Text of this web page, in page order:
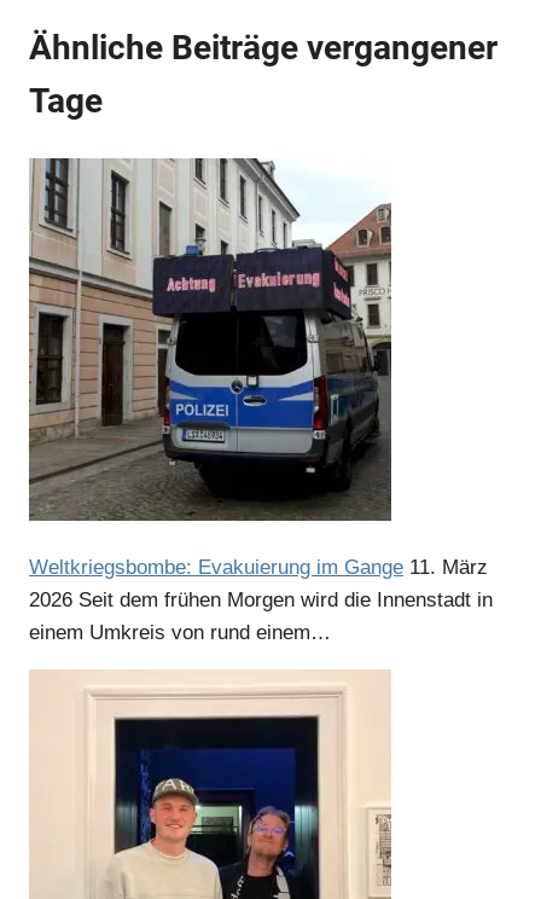
Anzeige
Anzeige
Anzeige
Anzeige
Ähnliche Beiträge vergangener
Tage
Weltkriegsbombe: Evakuierung im Gange 11. März
2026 Seit dem frühen Morgen wird die Innenstadt in
einem Umkreis von rund einem…